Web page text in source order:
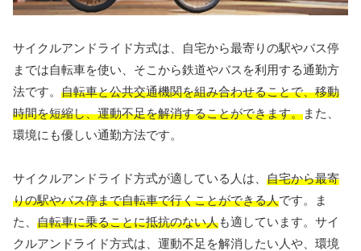
サイクルアンドライド方式は、自宅から最寄りの駅やバス停
までは自転車を使い、そこから鉄道やバスを利用する通勤方
法です。 自転車と公共交通機関を組み合わせることで、移動
時間を短縮し、運動不足を解消することができます。また、
環境にも優しい通勤方法です。
サイクルアンドライド方式が適している人は、 自宅から最寄
りの駅やバス停まで自転車で行くことができる人です。ま
た、 自転車に乗ることに抵抗のない人も適しています。サイ
クルアンドライド方式は、運動不足を解消したい人や、環境